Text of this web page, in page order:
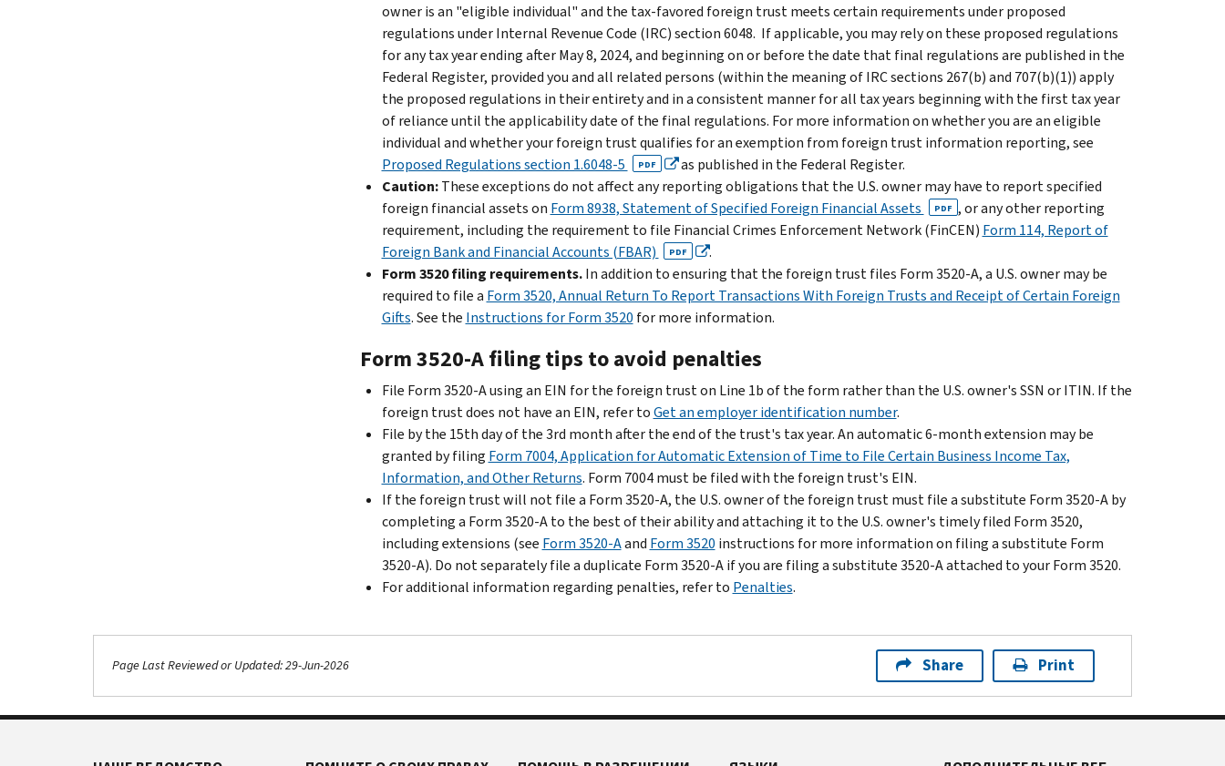
owner is an "eligible individual" and the tax-favored foreign trust meets certain requirements under proposed
regulations under Internal Revenue Code (IRC) section 6048. If applicable, you may rely on these proposed regulations
for any tax year ending after May 8, 2024, and beginning on or before the date that final regulations are published in the
Federal Register, provided you and all related persons (within the meaning of IRC sections 267(b) and 707(b)(1)) apply
the proposed regulations in their entirety and in a consistent manner for all tax years beginning with the first tax year
of reliance until the applicability date of the final regulations. For more information on whether you are an eligible
individual and whether your foreign trust qualifies for an exemption from foreign trust information reporting, see
Proposed Regulations section 1.6048-5
PDF
as published in the Federal Register.
Caution:These exceptions do not affect any reporting obligations that the U.S. owner may have to report specified
foreign financial assets on Form 8938, Statement of Specified Foreign Financial Assets PDF , or any other reporting
requirement, including the requirement to file Financial Crimes Enforcement Network (FinCEN) Form 114, Report of
Foreign Bank and Financial Accounts (FBAR)
PDF
.
Form 3520 filing requirements.In addition to ensuring that the foreign trust files Form 3520-A, a U.S. owner may be
required to file a Form 3520, Annual Return To Report Transactions With Foreign Trusts and Receipt of Certain Foreign
Gifts. See the Instructions for Form 3520 for more information.
Form 3520-A filing tips to avoid penalties
File Form 3520-A using an EIN for the foreign trust on Line 1b of the form rather than the U.S. owner's SSN or ITIN. If the
foreign trust does not have an EIN, refer toGet an employer identification number.
File by the 15th day of the 3rd month after the end of the trust's tax year. An automatic 6-month extension may be
granted by filing Form 7004, Application for Automatic Extension of Time to File Certain Business Income Tax,
Information, and Other Returns. Form 7004 must be filed with the foreign trust's EIN.
If the foreign trust will not file a Form 3520-A, the U.S. owner of the foreign trust must file a substitute Form 3520-A by
completing a Form 3520-A to the best of their ability and attaching it to the U.S. owner's timely filed Form 3520,
including extensions (see Form 3520-Aand Form 3520 instructions for more information on filing a substitute Form
3520-A). Do not separately file a duplicate Form 3520-A if you are filing a substitute 3520-A attached to your Form 3520.
For additional information regarding penalties, refer to Penalties.
Page Last Reviewed or Updated: 29-Jun-2026 Share Print